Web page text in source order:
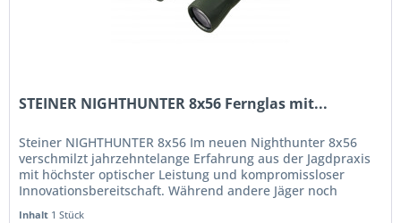
STEINER NIGHTHUNTER 8x56 Fernglas mit...
Steiner NIGHTHUNTER 8x56 Im neuen Nighthunter 8x56
verschmilzt jahrzehntelange Erfahrung aus der Jagdpraxis
mit höchster optischer Leistung und kompromissloser
Innovationsbereitschaft. Während andere Jäger noch
Inhalt 1 Stück